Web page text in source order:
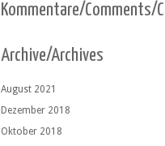
Kommentare/Comments/
Archive/Archives
August 2021
Dezember 2018
Oktober 2018